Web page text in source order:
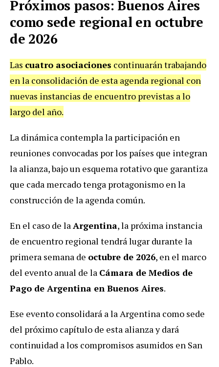
Próximos pasos: Buenos Aires
como sede regional en octubre
de 2026
Las cuatro asociaciones continuarán trabajando
en la consolidación de esta agenda regional con
nuevas instancias de encuentro previstas a lo
largo del año.
La dinámica contempla la participación en
reuniones convocadas por los países que integran
la alianza, bajo un esquema rotativo que garantiza
que cada mercado tenga protagonismo en la
construcción de la agenda común.
En el caso de laArgentina, la próxima instancia
de encuentro regional tendrá lugar durante la
primera semana de octubre de 2026, en el marco
del evento anual de la Cámara de Medios de
Pago de Argentina en Buenos Aires.
Ese evento consolidará a la Argentina como sede
del próximo capítulo de esta alianza y dará
continuidad a los compromisos asumidos en San
Pablo.